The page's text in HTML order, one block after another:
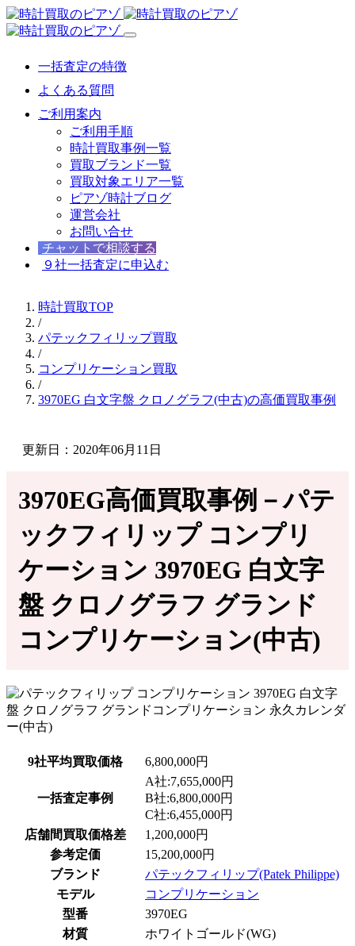
一括査定の特徴
よくある質問
ご利用案内
ご利用手順
時計買取事例一覧
買取ブランド一覧
買取対象エリア一覧
ピアゾ時計ブログ
運営会社
お問い合せ
チャットで相談する
９社一括査定に申込む
時計買取TOP
/
パテックフィリップ買取
/
コンプリケーション買取
/
3970EG 白文字盤 クロノグラフ(中古)の高価買取事例
更新日：2020年06月11日
3970EG高価買取事例－パテ
ックフィリップ コンプリ
ケーション 3970EG 白文字
盤 クロノグラフ グランド
コンプリケーション(中古)
9社平均買取価格 6,800,000円
一括査定事例
A社:7,655,000円
B社:6,800,000円
C社:6,455,000円
店舗間買取価格差
1,200,000円
参考定価
15,200,000円
ブランド
パテックフィリップ(Patek Philippe)
モデル
コンプリケーション
型番
3970EG
材質
ホワイトゴールド(WG)